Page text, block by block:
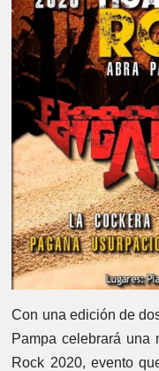
Con una edición de
Pampa celebrará una
Rock 2020, evento